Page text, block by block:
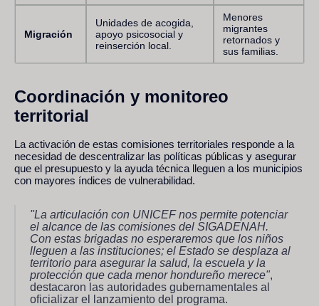
Migración
Unidades de acogida,
apoyo psicosocial y
reinserción local.
Menores
migrantes
retornados y
sus familias.
Coordinación y monitoreo
territorial
La activación de estas comisiones territoriales responde a la
necesidad de descentralizar las políticas públicas y asegurar
que el presupuesto y la ayuda técnica lleguen a los municipios
con mayores índices de vulnerabilidad.
"La articulación con UNICEF nos permite potenciar
el alcance de las comisiones del SIGADENAH.
Con estas brigadas no esperaremos que los niños
lleguen a las instituciones; el Estado se desplaza al
territorio para asegurar la salud, la escuela y la
protección que cada menor hondureño merece",
destacaron las autoridades gubernamentales al
oficializar el lanzamiento del programa.